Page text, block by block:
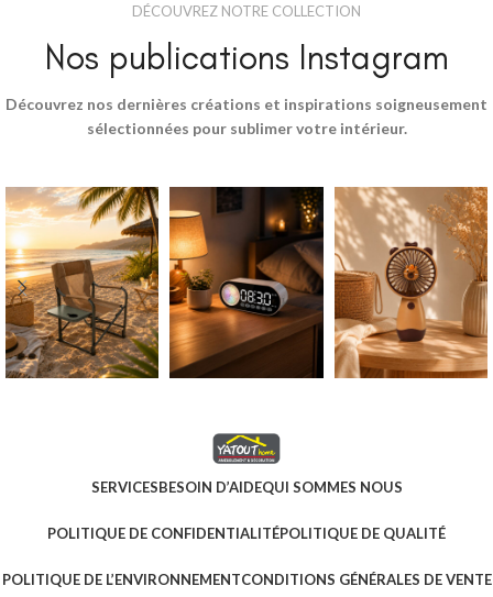
DÉCOUVREZ NOTRE COLLECTION
Nos publications Instagram
Découvrez nos dernières créations et inspirations soigneusement
sélectionnées pour sublimer votre intérieur.
SERVICESBESOIN D’AIDEQUI SOMMES NOUS
POLITIQUE DE CONFIDENTIALITÉPOLITIQUE DE QUALITÉ
POLITIQUE DE L’ENVIRONNEMENTCONDITIONS GÉNÉRALES DE VENTE